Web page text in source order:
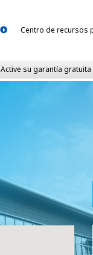
Centro de recursos
Active su garantía gratuita